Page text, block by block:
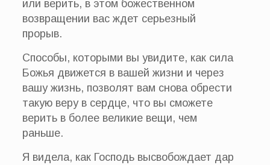
или верить, в этом божественном
возвращении вас ждет серьезный
прорыв.
Способы, которыми вы увидите, как сила
Божья движется в вашей жизни и через
вашу жизнь, позволят вам снова обрести
такую веру в сердце, что вы сможете
верить в более великие вещи, чем
раньше.
Я видела, как Господь высвобождает дар